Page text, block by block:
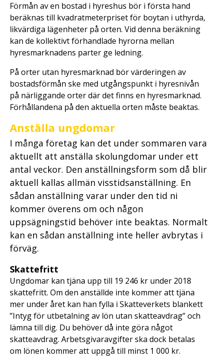
Förmån av en bostad i hyreshus bör i första hand
beräknas till kvadratmeterpriset för boytan i uthyrda,
likvärdiga lägenheter på orten. Vid denna beräkning
kan de kollektivt förhandlade hyrorna mellan
hyresmarknadens parter ge ledning.
På orter utan hyresmarknad bör värderingen av
bostadsförmån ske med utgångspunkt i hyresnivån
på närliggande orter där det finns en hyresmarknad.
Förhållandena på den aktuella orten måste beaktas.
Anställa ungdomar
I många företag kan det under sommaren vara
aktuellt att anställa skolungdomar under ett
antal veckor. Den anställningsform som då blir
aktuell kallas allmän visstidsanställning. En
sådan anställning varar under den tid ni
kommer överens om och någon
uppsägningstid behöver inte beaktas. Normalt
kan en sådan anställning inte heller avbrytas i
förväg.
Skattefritt
Ungdomar kan tjäna upp till 19 246 kr under 2018
skattefritt. Om den anställde inte kommer att tjäna
mer under året kan han fylla i Skatteverkets blankett
”Intyg för utbetalning av lön utan skatteavdrag” och
lämna till dig. Du behöver då inte göra något
skatteavdrag. Arbetsgivaravgifter ska dock betalas
om lönen kommer att uppgå till minst 1 000 kr.